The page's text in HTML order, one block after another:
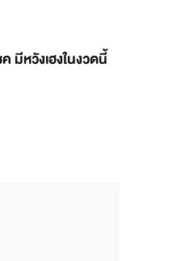
มีหวังเฮงในงวดนี้